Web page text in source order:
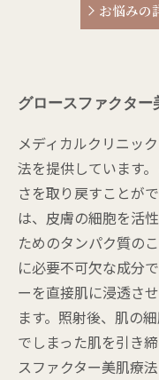
お悩みの
グロースファクター
メディカルクリニッ
法を提供しています
さを取り戻すことが
は、皮膚の細胞を活
ためのタンパク質の
に必要不可欠な成分
ーを直接肌に浸透さ
ます。照射後、肌の
でしまった肌を引き
スファクター美肌療